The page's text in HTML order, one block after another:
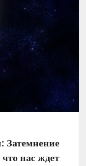
Затемнение
нас ждет